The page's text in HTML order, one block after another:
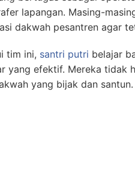
lapangan. Masing-
dakwah pesantren agar
tim ini, santri putri belajar
yang efektif. Mereka tidak
yang bijak dan santun.